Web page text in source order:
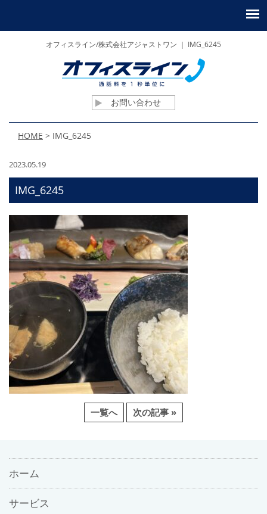
オフィスライン/株式会社アジャストワン ｜ IMG_6245
お問い合わせ
HOME > IMG_6245
2023.05.19
IMG_6245
一覧へ 次の記事 »
ホーム
サービス